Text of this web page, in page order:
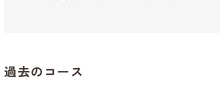
過去のコース